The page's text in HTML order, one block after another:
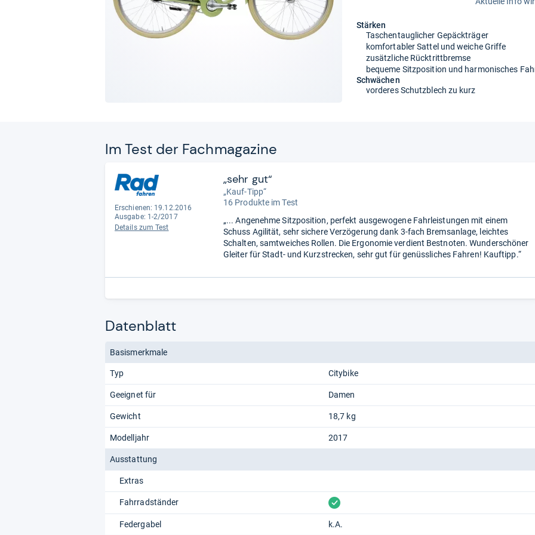
Stärken
Taschentauglicher Gepäckträger
komfortabler Sattel und weiche Griffe
zusätzliche Rücktrittbremse
bequeme Sitzposition und harmonisches
Schwächen
vorderes Schutzblech zu kurz
Im Test der Fach­ma­ga­zine
Erschienen: 19.12.2016
Ausgabe: 1-2/2017
Details zum Test
„sehr gut“
„Kauf-Tipp“
16 Produkte im Test
„... Angenehme Sitzposition, perfekt ausgewogene Fahrleistungen mit einem
Schuss Agilität, sehr sichere Verzögerung dank 3-fach Bremsanlage, leichtes
Schalten, samtweiches Rollen. Die Ergonomie verdient Bestnoten. Wunderschöner
Gleiter für Stadt- und Kurzstrecken, sehr gut für genüssliches Fahren! Kauftipp.“
Datenblatt
Basismerkmale
Typ Citybike
Geeignet für Damen
Gewicht 18,7 kg
Modelljahr 2017
Ausstattung
Extras
Fahrradständer vorhanden
Federgabel k.A.